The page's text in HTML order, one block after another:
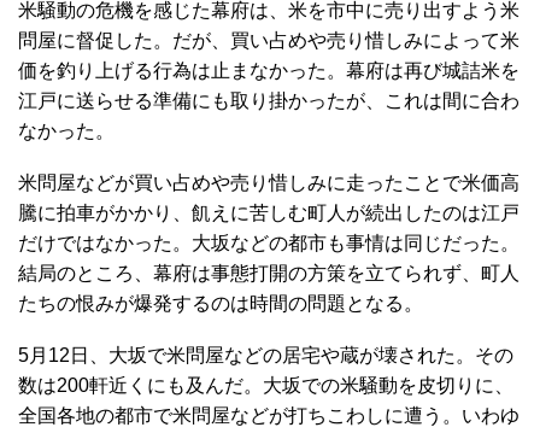
米騒動の危機を感じた幕府は、米を市中に売り出すよう米
問屋に督促した。だが、買い占めや売り惜しみによって米
価を釣り上げる行為は止まなかった。幕府は再び城詰米を
江戸に送らせる準備にも取り掛かったが、これは間に合わ
なかった。
米問屋などが買い占めや売り惜しみに走ったことで米価高
騰に拍車がかかり、飢えに苦しむ町人が続出したのは江戸
だけではなかった。大坂などの都市も事情は同じだった。
結局のところ、幕府は事態打開の方策を立てられず、町人
たちの恨みが爆発するのは時間の問題となる。
5月12日、大坂で米問屋などの居宅や蔵が壊された。その
数は200軒近くにも及んだ。大坂での米騒動を皮切りに、
全国各地の都市で米問屋などが打ちこわしに遭う。いわゆ